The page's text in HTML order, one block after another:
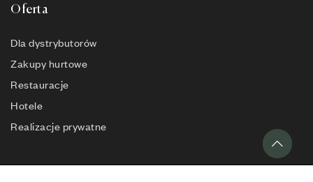
Oferta
Dla dystrybutorów
Zakupy hurtowe
Restauracje
Hotele
Realizacje prywatne